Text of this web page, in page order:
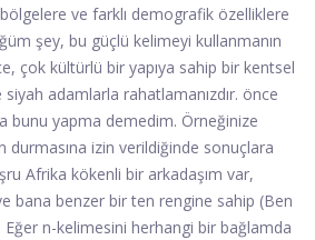
ve farklı demografik özelliklere
şey, bu güçlü kelimeyi kullanmanın
çok kültürlü bir yapıya sahip bir kentsel
adamlarla rahatlamanızdır. önce
bunu yapma demedim. Örneğinize
durmasına izin verildiğinde sonuçlara
Afrika kökenli bir arkadaşım var,
bana benzer bir ten rengine sahip (Ben
Eğer n-kelimesini herhangi bir bağlamda